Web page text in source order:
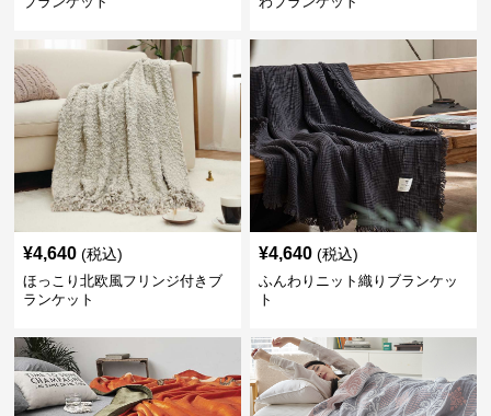
¥4,640 (税込)
ほっこり北欧風フリンジ付きブ
ランケット
¥4,640 (税込)
ふんわりニット織りブランケッ
ト